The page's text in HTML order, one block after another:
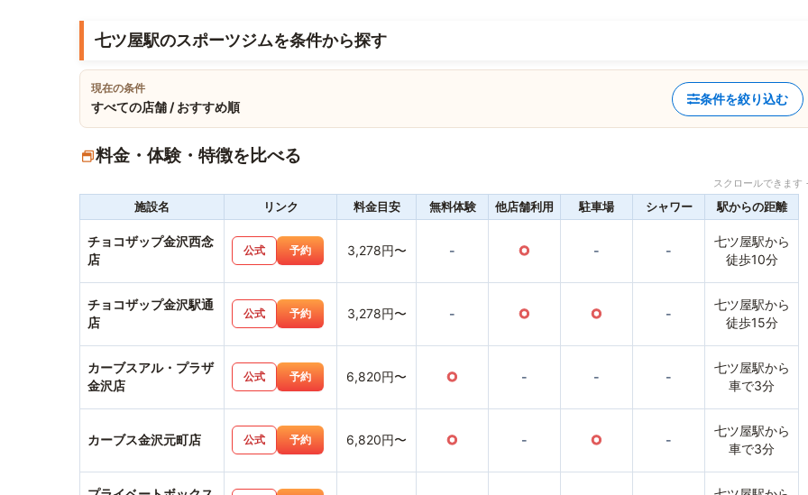
七ツ屋駅のスポーツジムを条件から探す
現在の条件
すべての店舗 / おすすめ順
条件を絞り込む
料金・体験・特徴を比べる
スクロールできま
施設名 リンク 料金目安 無料体験 他店舗利用 駐車場 シャワー 駅からの距離
チョコザップ金沢西念
店
公式 予約 3,278円〜 - ○ - -
七ツ屋駅から
徒歩10分
チョコザップ金沢駅通
店
公式 予約 3,278円〜 - ○ ○ -
七ツ屋駅から
徒歩15分
カーブスアル・プラザ
金沢店
公式 予約 6,820円〜 ○ - - -
七ツ屋駅から
車で3分
カーブス金沢元町店 公式 予約 6,820円〜 ○ - ○ -
七ツ屋駅から
車で3分